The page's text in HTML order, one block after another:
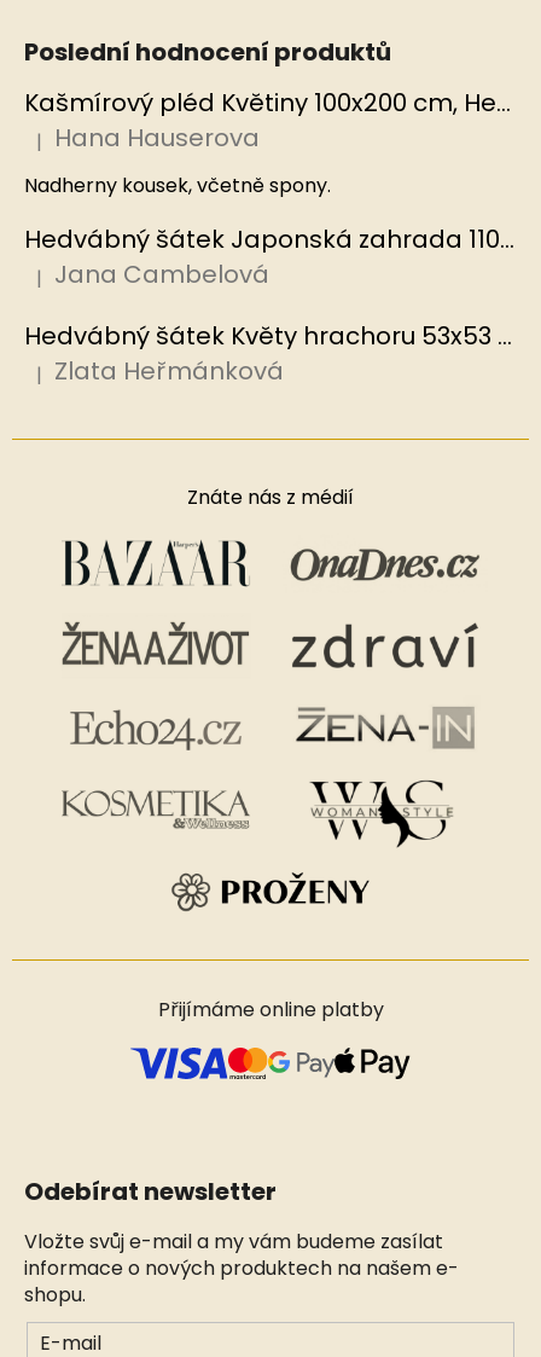
Poslední hodnocení produktů
Kašmírový pléd Květiny 100x200 cm, Hedvábný svět
Hodnocení produktu je 5 z 5 hvězdiček.
| Hana Hauserova
Nadherny kousek, včetně spony.
Hedvábný šátek Japonská zahrada 110x110 cm v dárkovém balení, HEDVÁBNÝ SVĚT
Hodnocení produktu je 5 z 5 hvězdiček.
| Jana Cambelová
Hedvábný šátek Květy hrachoru 53x53 cm v dárkovém balení, HEDVÁBNÝ SVĚT
Hodnocení produktu je 5 z 5 hvězdiček.
| Zlata Heřmánková
Znáte nás z médií
Přijímáme online platby
Odebírat newsletter
Vložte svůj e-mail a my vám budeme zasílat
informace o nových produktech na našem e-
shopu.
E-mail